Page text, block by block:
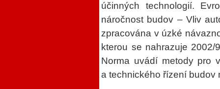
účinných technologií.
náročnost budov – Vliv
zpracována v úzké
kterou se nahrazuje 2002/
Norma uvádí metody pro
a technického řízení budov